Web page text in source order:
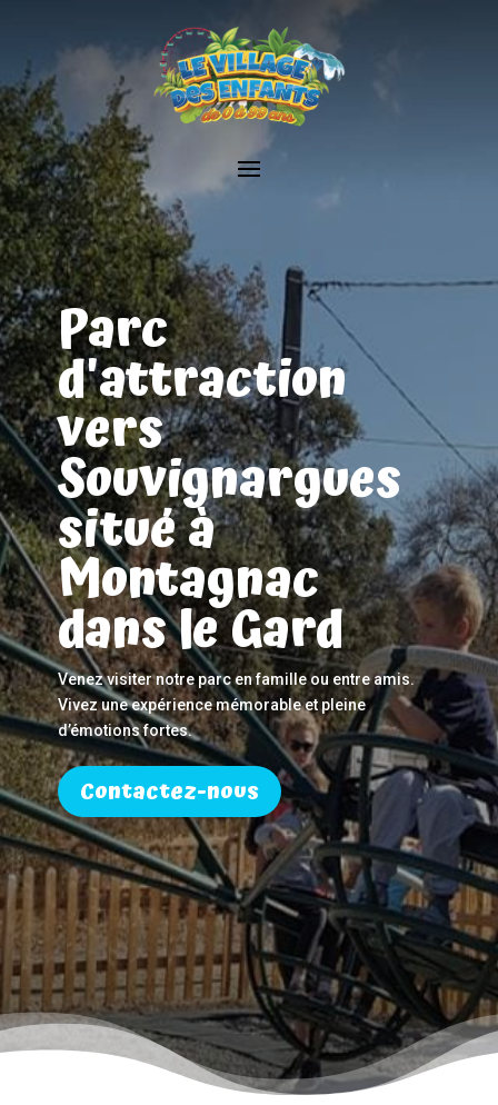
Parc
d'attraction
vers
Souvignargues
situé à
Montagnac
dans le Gard
Venez visiter notre parc en famille ou entre amis.
Vivez une expérience mémorable et pleine
d’émotions fortes.
Contactez-nous